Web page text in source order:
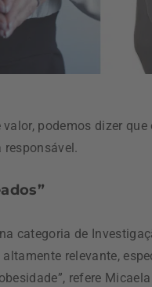
podemos dizer
responsável.
categoria de
relevante,
refere